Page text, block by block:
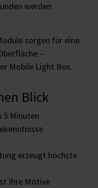
werden.
sorgen für eine
–
Mobile Light Box.
Blick
5 Minuten
erzeugt höchste
Ihre Motive